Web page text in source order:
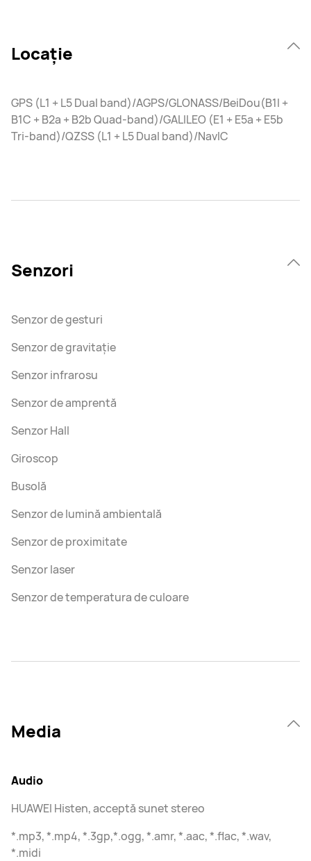
Locație
GPS (L1 + L5 Dual band)/AGPS/GLONASS/BeiDou(B1I +
B1C + B2a + B2b Quad-band)/GALILEO (E1 + E5a + E5b
Tri-band)/QZSS (L1 + L5 Dual band)/NavIC
Senzori
Senzor de gesturi
Senzor de gravitație
Senzor infrarosu
Senzor de amprentă
Senzor Hall
Giroscop
Busolă
Senzor de lumină ambientală
Senzor de proximitate
Senzor laser
Senzor de temperatura de culoare
Media
Audio
HUAWEI Histen, acceptă sunet stereo
*.mp3, *.mp4, *.3gp,*.ogg, *.amr, *.aac, *.flac, *.wav,
*.midi